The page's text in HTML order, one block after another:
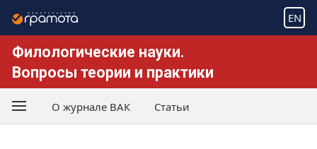
EN
Филологические науки.
Вопросы теории и практики
О журнале ВАК Статьи